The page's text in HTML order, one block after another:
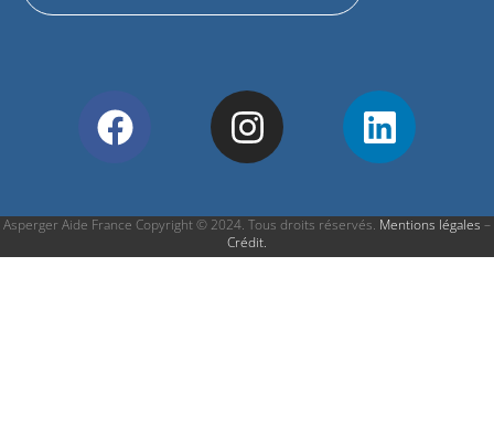
Asperger Aide France Copyright © 2024. Tous droits réservés. Mentions légales –
Crédit.